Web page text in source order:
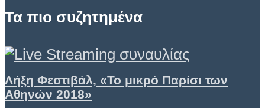
Τα πιο συζητημένα
Λήξη Φεστιβάλ, «Το μικρό Παρίσι των
Αθηνών 2018»